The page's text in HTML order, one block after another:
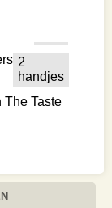
2
handjes
The Taste